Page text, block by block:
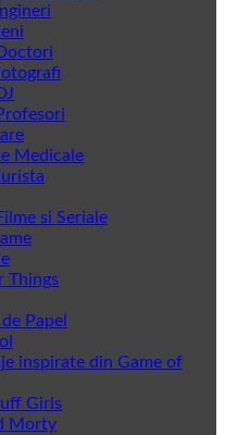
Medicale
si Seriale
Things
Papel
inspirate din Game of
Girls
Morty